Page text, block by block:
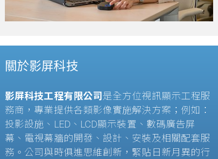
關於影屏科技
影屏科技工程有限公司是全方位視訊顯示工程服
務商，專業提供各類影像實施解決方案；例如：
投影設施、 LED 、 LCD顯示裝置、數碼廣告屏
幕、電視幕牆的開發、設計、安裝及相關配套服
務。公司與時俱進思維創新，緊貼日新月異的行